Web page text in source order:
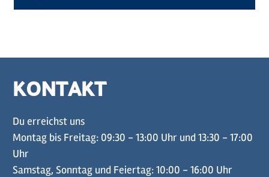
KONTAKT
Du erreichst uns
Montag bis Freitag: 09:30 - 13:00 Uhr und 13:30 - 17:00
Uhr
Samstag, Sonntag und Feiertag: 10:00 - 16:00 Uhr